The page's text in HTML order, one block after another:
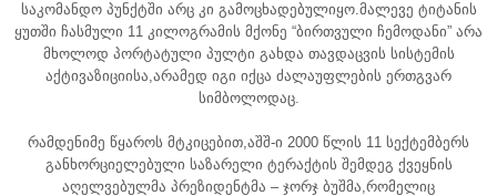
საკომანდო პუნქტში არც კი გამოცხადებულიყო.მალევე ტიტანის
ყუთში ჩასმული 11 კილოგრამის მქონე “ბირთვული ჩემოდანი” არა
მხოლოდ პორტატული პულტი გახდა თავდაცვის სისტემის
აქტივაზიციისა,არამედ იგი იქცა ძალაუფლების ერთგვარ
სიმბოლოდაც.
რამდენიმე წყაროს მტკიცებით,აშშ-ი 2000 წლის 11 სექტემბერს
განხორციელებული საზარელი ტერაქტის შემდეგ ქვეყნის
აღელვებულმა პრეზიდენტმა – ჯორჯ ბუშმა,რომელიც